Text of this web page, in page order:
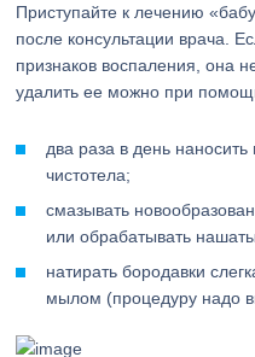
Приступайте к лечению
после консультации врача.
признаков воспаления, она
удалить ее можно при
два раза в день
чистотела;
смазывать
или обрабатывать
натирать бородавки
мылом (процедуру надо